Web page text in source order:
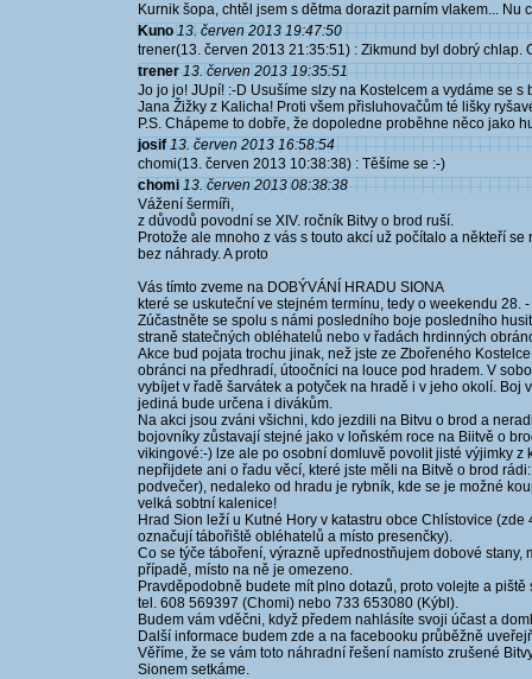
Kurnik šopa, chtěl jsem s dětma dorazit parním vlakem... Nu
Kuno 13. červen 2013 19:47:50
trener(13. červen 2013 21:35:51) : Zikmund byl dobrý chlap.
trener 13. červen 2013 19:35:51
Jo jo jo! JUpí! :-D Usušíme slzy na Kostelcem a vydáme se
Jana Žižky z Kalicha! Proti všem přisluhovačům té lišky
P.S. Chápeme to dobře, že dopoledne proběhne něco jako
josif 13. červen 2013 16:58:54
chomi(13. červen 2013 10:38:38) : Těšíme se :-)
chomi 13. červen 2013 08:38:38
Vážení šermíři,
z důvodů povodní se XIV. ročník Bitvy o brod ruší.
Protože ale mnoho z vás s touto akcí už počítalo a někteří
bez náhrady. A proto
Vás tímto zveme na DOBÝVÁNÍ HRADU SIONA
které se uskuteční ve stejném termínu, tedy o weekendu 28.
Zúčastněte se spolu s námi posledního boje posledního
straně statečných obléhatelů nebo v řadách hrdinných
Akce bud pojata trochu jinak, než jste ze Zbořeného
obránci na předhradí, útoočníci na louce pod hradem. V
vybíjet v řadě šarvátek a potyček na hradě i v jeho okolí. Boj
jediná bude určena i divákům.
Na akci jsou zváni všichni, kdo jezdili na Bitvu o brod a
bojovníky zůstavají stejné jako v loňském roce na Biitvě o
vikingové:-) lze ale po osobní domluvě povolit jisté výjimky z
nepřijdete ani o řadu věcí, které jste měli na Bitvě o brod
podvečer), nedaleko od hradu je rybník, kde se je možné
velká sobtní kalenice!
Hrad Sion leží u Kutné Hory v katastru obce Chlístovice
označují tábořiště obléhatelů a místo presenčky).
Co se týče táboření, výrazně upřednostňujem dobové
případě, místo na ně je omezeno.
Pravděpodobně budete mít plno dotazů, proto volejte a
tel. 608 569397 (Chomi) nebo 733 653080 (Kýbl).
Budem vám vděčni, když předem nahlásíte svoji účast a
Další informace budem zde a na facebooku průběžně
Věříme, že se vám toto náhradní řešení namísto zrušené
Sionem setkáme.